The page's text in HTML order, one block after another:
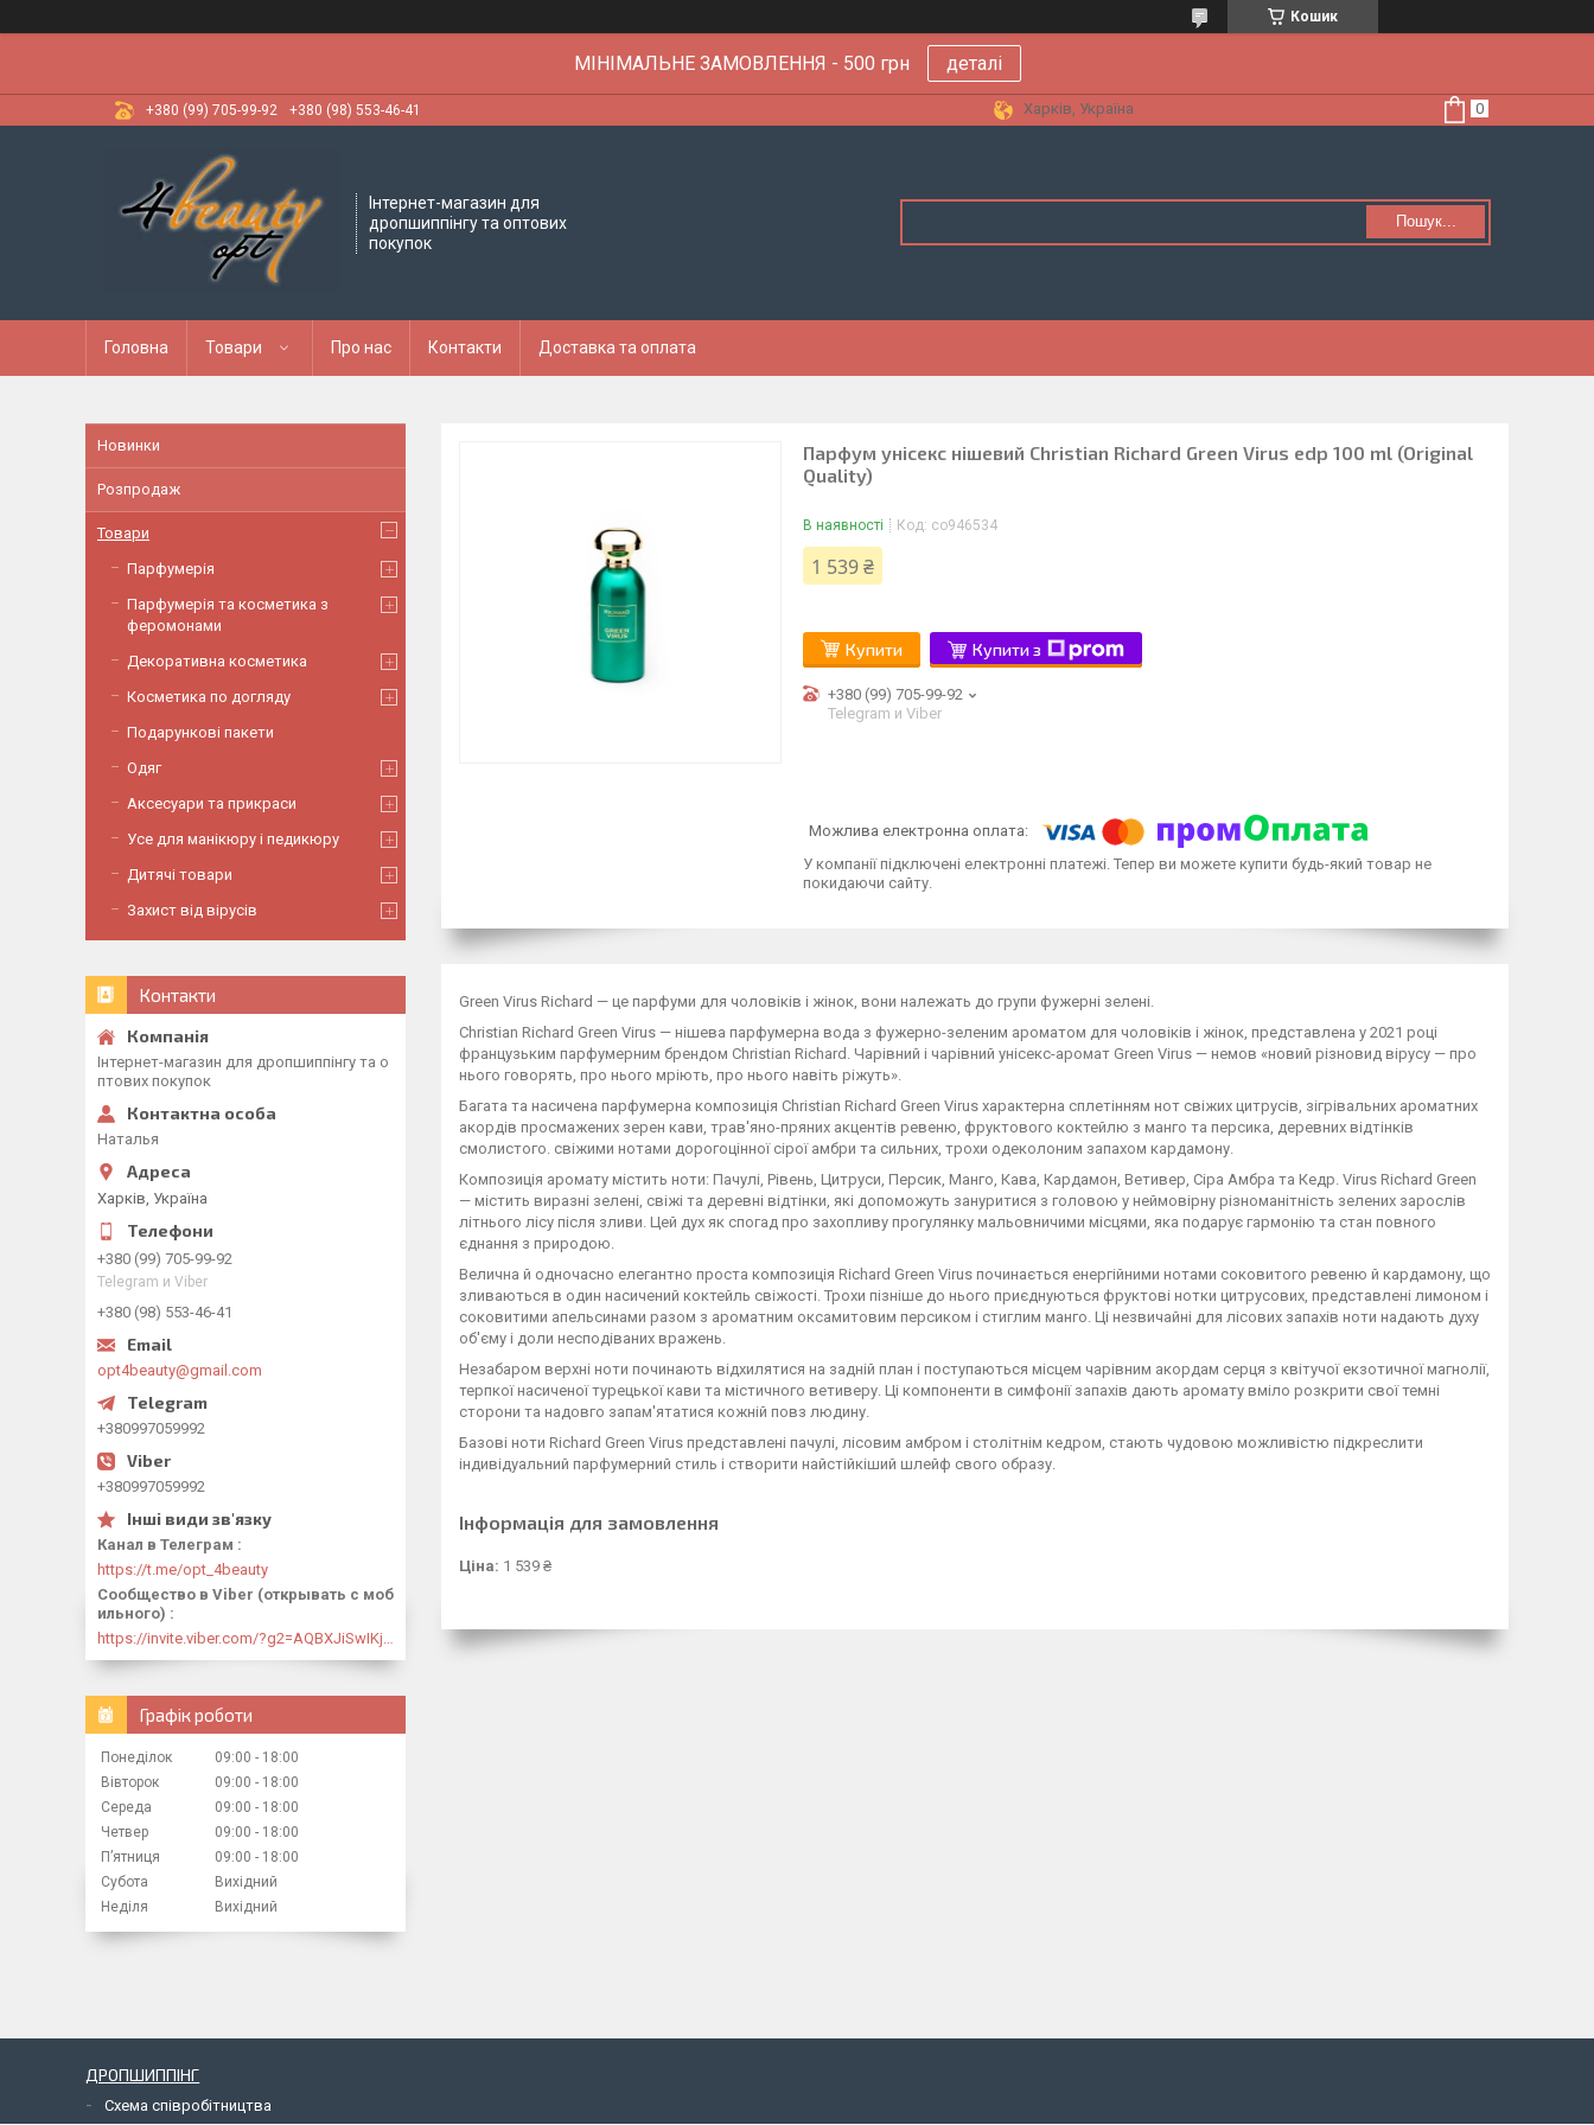
Кошик
МІНІМАЛЬНЕ ЗАМОВЛЕННЯ - 500 грн деталі
+380 (99) 705-99-92 +380 (98) 553-46-41 Харків, Україна
Інтернет-магазин для
дропшиппінгу та оптових
покупок
Пошук...
Головна Товари Про нас Контакти Доставка та оплата
Парфум унісекс нішевий Christian Richard Green Virus edp 100 ml (Original
Quality)
В наявності Код: co946534
1 539 ₴
Купити Купити з
+380 (99) 705-99-92
Telegram и Viber
У компанії підключені електронні платежі. Тепер ви можете купити будь-який товар не
покидаючи сайту.
Green Virus Richard — це парфуми для чоловіків і жінок, вони належать до групи фужерні зелені.
Christian Richard Green Virus — нішева парфумерна вода з фужерно-зеленим ароматом для чоловіків і жінок, представлена у 2021 році
французьким парфумерним брендом Christian Richard. Чарівний і чарівний унісекс-аромат Green Virus — немов «новий різновид вірусу — про
нього говорять, про нього мріють, про нього навіть ріжуть».
Багата та насичена парфумерна композиція Christian Richard Green Virus характерна сплетінням нот свіжих цитрусів, зігрівальних ароматних
акордів просмажених зерен кави, трав'яно-пряних акцентів ревеню, фруктового коктейлю з манго та персика, деревних відтінків
смолистого. свіжими нотами дорогоцінної сірої амбри та сильних, трохи одеколоним запахом кардамону.
Композиція аромату містить ноти: Пачулі, Рівень, Цитруси, Персик, Манго, Кава, Кардамон, Ветивер, Сіра Амбра та Кедр. Virus Richard Green
— містить виразні зелені, свіжі та деревні відтінки, які допоможуть зануритися з головою у неймовірну різноманітність зелених зарослів
літнього лісу після зливи. Цей дух як спогад про захопливу прогулянку мальовничими місцями, яка подарує гармонію та стан повного
єднання з природою.
Велична й одночасно елегантно проста композиція Richard Green Virus починається енергійними нотами соковитого ревеню й кардамону, що
зливаються в один насичений коктейль свіжості. Трохи пізніше до нього приєднуються фруктові нотки цитрусових, представлені лимоном і
соковитими апельсинами разом з ароматним оксамитовим персиком і стиглим манго. Ці незвичайні для лісових запахів ноти надають духу
об'єму і доли несподіваних вражень.
Незабаром верхні ноти починають відхилятися на задній план і поступаються місцем чарівним акордам серця з квітучої екзотичної магнолії,
терпкої насиченої турецької кави та містичного ветиверу. Ці компоненти в симфонії запахів дають аромату вміло розкрити свої темні
сторони та надовго запам'ятатися кожній повз людину.
Базові ноти Richard Green Virus представлені пачулі, лісовим амбром і столітнім кедром, стають чудовою можливістю підкреслити
індивідуальний парфумерний стиль і створити найстійкіший шлейф свого образу.
Інформація для замовлення
Ціна: 1 539 ₴
Новинки
Розпродаж
Товари
Парфумерія
Парфумерія та косметика з
феромонами
Декоративна косметика
Косметика по догляду
Подарункові пакети
Одяг
Аксесуари та прикраси
Усе для манікюру і педикюру
Дитячі товари
Захист від вірусів
Контакти
Інтернет-магазин для дропшиппінгу та о
птових покупок
Наталья
Харків, Україна
+380 (99) 705-99-92
Telegram и Viber
+380 (98) 553-46-41
opt4beauty@gmail.com
+380997059992
+380997059992
Канал в Телеграм
https://t.me/opt_4beauty
Сообщество в Viber (открывать с моб
ильного)
Графік роботи
Понеділок 09:00
18:00
Вівторок
09:00
18:00
Середа
09:00
18:00
Четвер
09:00
18:00
Пʼятниця
09:00
18:00
Субота
Вихідний
Неділя
Вихідний
ДРОПШИППІНГ
Схема співробітництва